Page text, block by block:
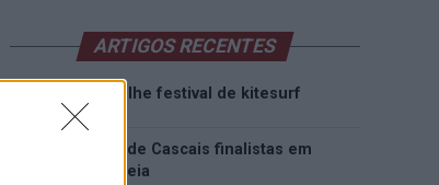
ARTIGOS RECENTES
Esposende acolhe festival de kitesurf
Cinco projetos de Cascais finalistas em
iniciativa europeia